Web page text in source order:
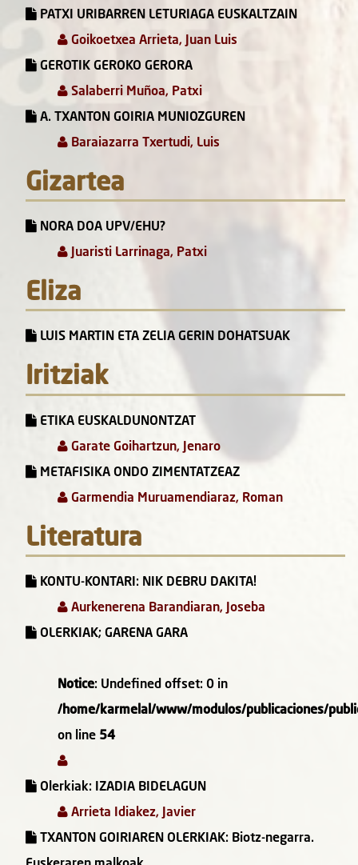
PATXI URIBARREN LETURIAGA EUSKALTZAIN
Goikoetxea Arrieta, Juan Luis
GEROTIK GEROKO GERORA
Salaberri Muñoa, Patxi
A. TXANTON GOIRIA MUNIOZGUREN
Baraiazarra Txertudi, Luis
Gizartea
NORA DOA UPV/EHU?
Juaristi Larrinaga, Patxi
Eliza
LUIS MARTIN ETA ZELIA GERIN DOHATSUAK
Iritziak
ETIKA EUSKALDUNONTZAT
Garate Goihartzun, Jenaro
METAFISIKA ONDO ZIMENTATZEAZ
Garmendia Muruamendiaraz, Roman
Literatura
KONTU-KONTARI: NIK DEBRU DAKITA!
Aurkenerena Barandiaran, Joseba
OLERKIAK; GARENA GARA
Notice: Undefined offset: 0 in
/home/karmelal/www/modulos/publicaciones/
on line 54
Olerkiak: IZADIA BIDELAGUN
Arrieta Idiakez, Javier
TXANTON GOIRIAREN OLERKIAK: Biotz-negarra.